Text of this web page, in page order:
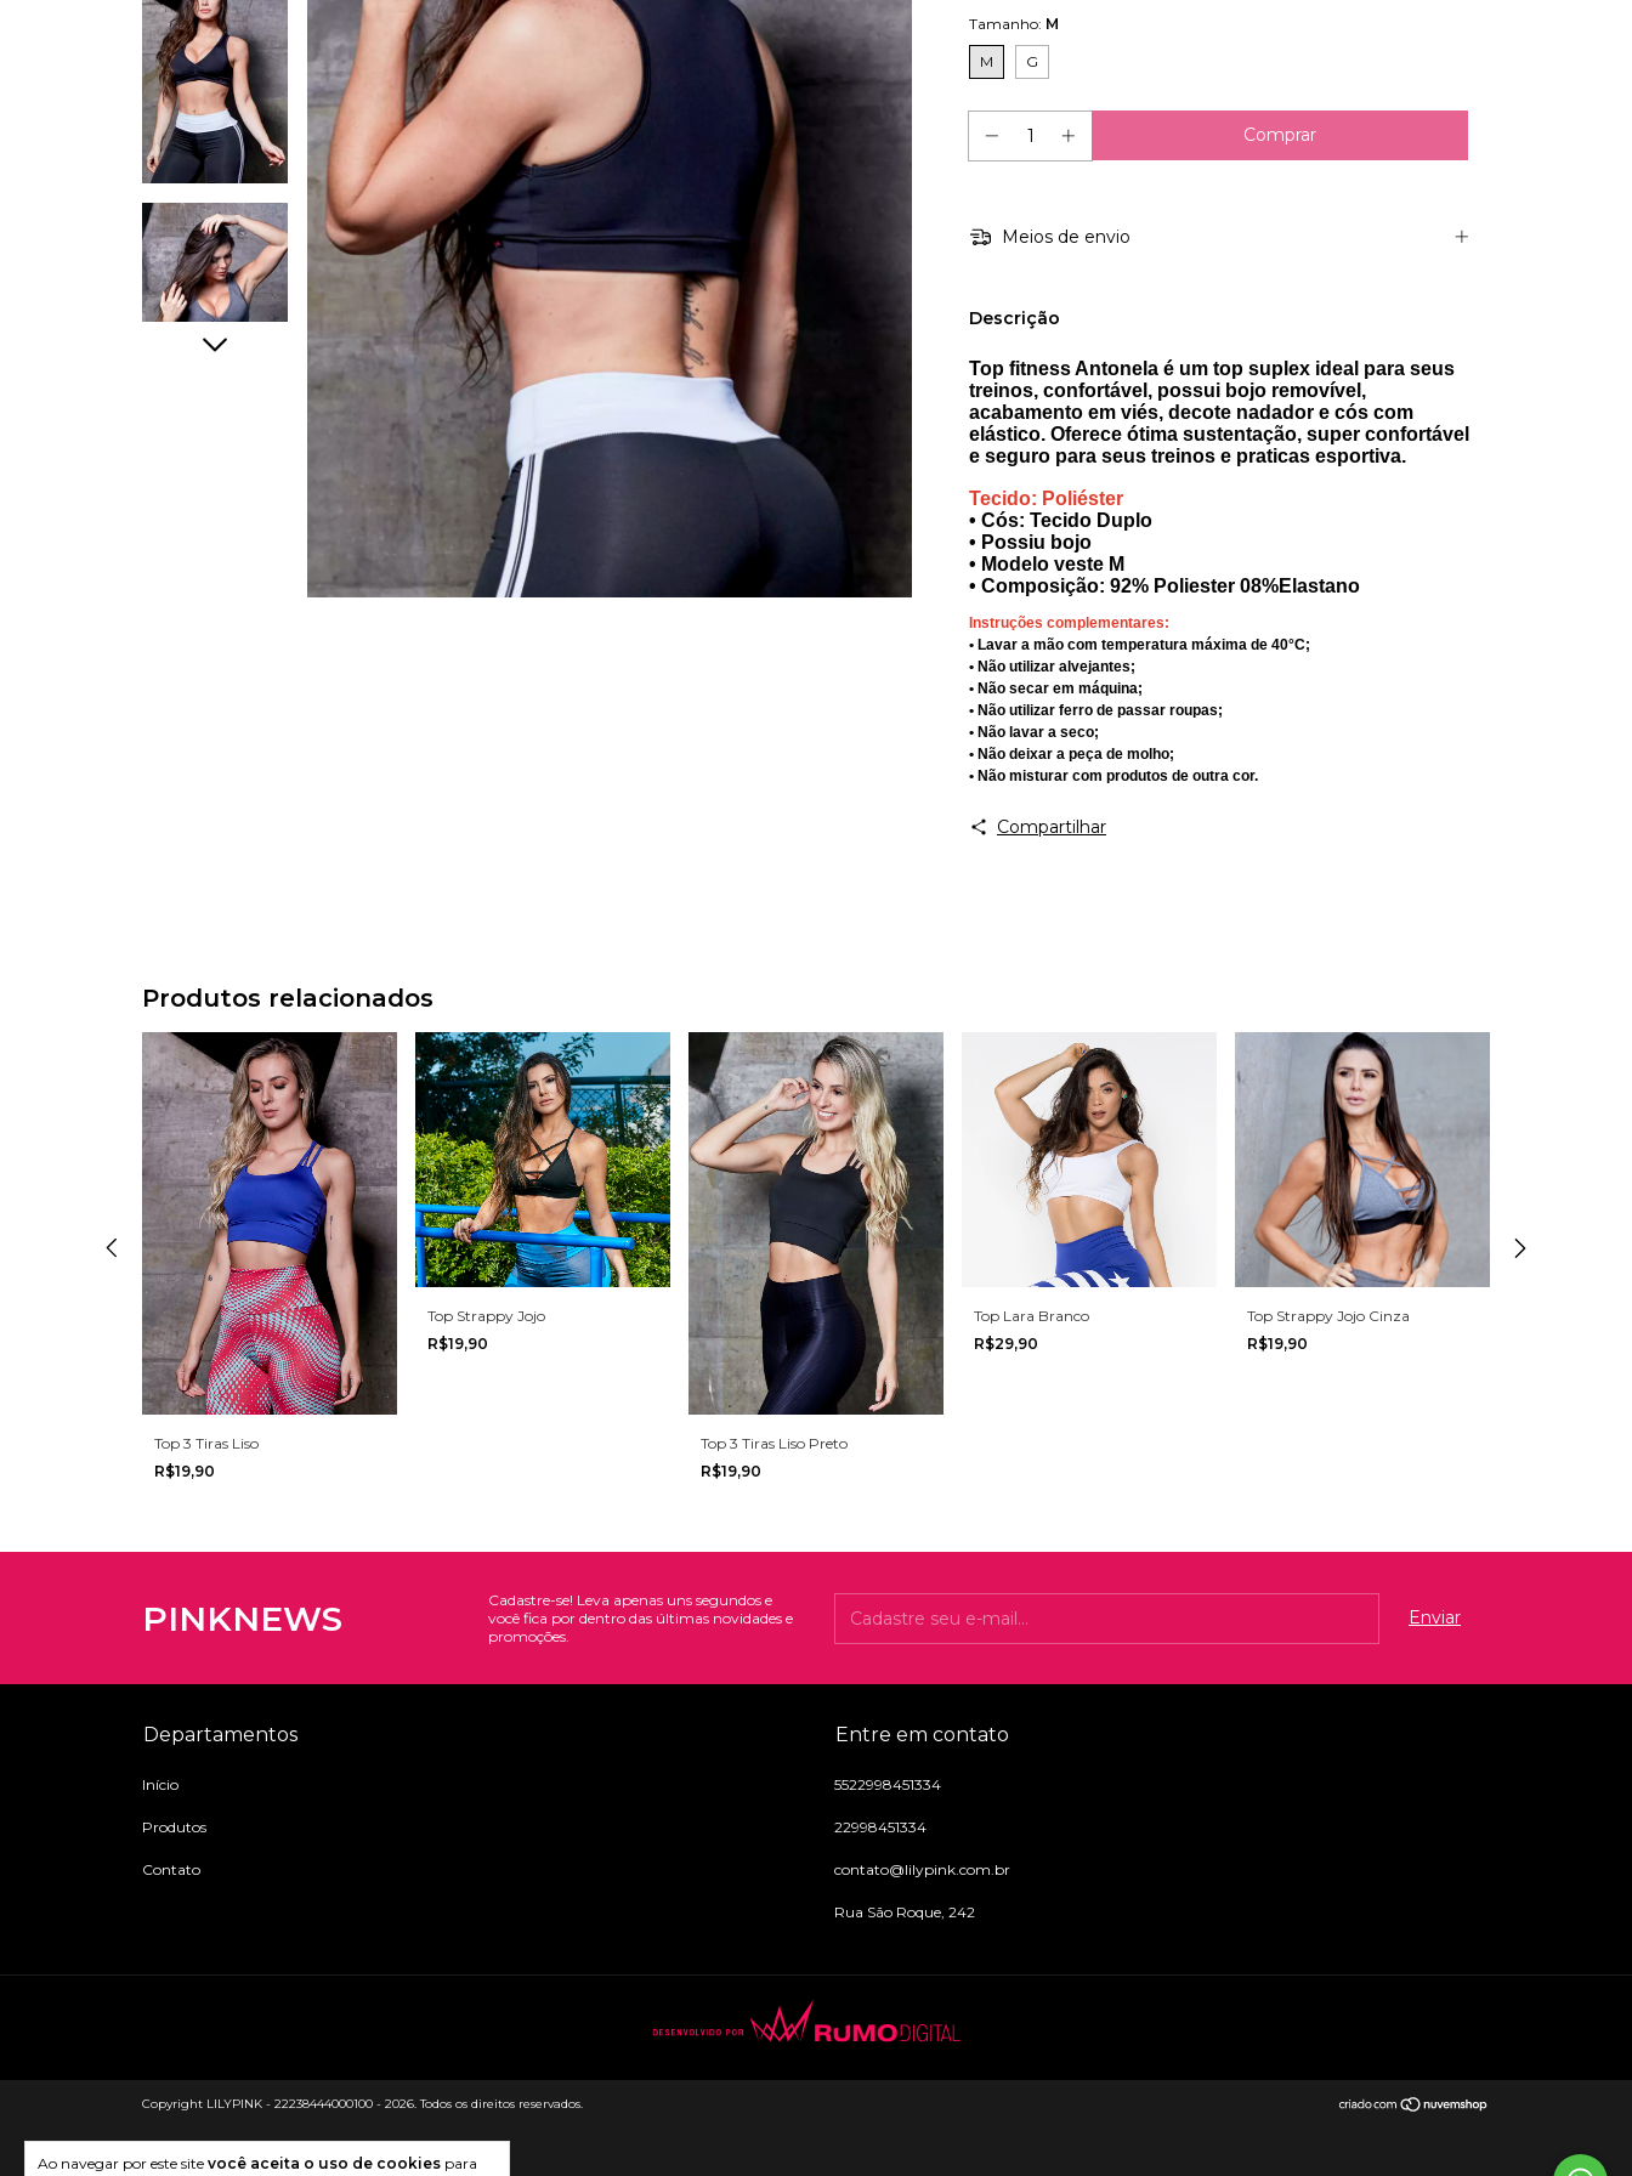
Ao navegar por este site você aceita o uso de cookies para
Tamanho: M
M G
Meios de envio
Descrição
Top fitness Antonela é um top suplex ideal para seus
treinos, confortável, possui bojo removível,
acabamento em viés, decote nadador e cós com
elástico. Oferece ótima sustentação, super confortável
e seguro para seus treinos e praticas esportiva.
Tecido: Poliéster
• Cós: Tecido Duplo
• Possiu bojo
• Modelo veste M
• Composição: 92% Poliester 08%Elastano
Instruções complementares:
• Lavar a mão com temperatura máxima de 40°C;
• Não utilizar alvejantes;
• Não secar em máquina;
• Não utilizar ferro de passar roupas;
• Não lavar a seco;
• Não deixar a peça de molho;
• Não misturar com produtos de outra cor.
Compartilhar
Produtos relacionados
Top 3 Tiras Liso
R$19,90
Top Strappy Jojo
R$19,90
Top 3 Tiras Liso Preto
R$19,90
Top Lara Branco
R$29,90
Top Strappy Jojo Cinza
R$19,90
PINKNEWS
Cadastre-se! Leva apenas uns segundos e
você fica por dentro das últimas novidades e
promoções.
Departamentos
Início
Produtos
Contato
Entre em contato
5522998451334
22998451334
contato@lilypink.com.br
Rua São Roque, 242
Copyright LILYPINK - 22238444000100 - 2026. Todos os direitos reservados.